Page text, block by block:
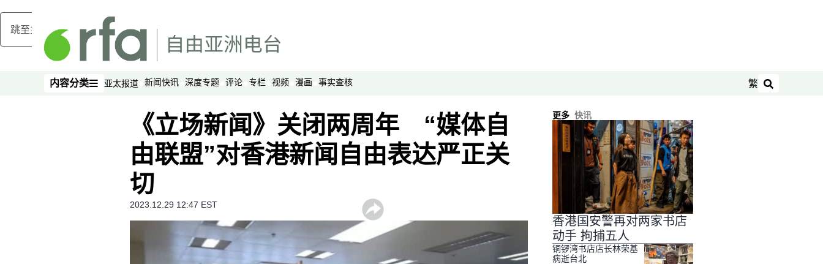
跳至主内容
内容分类
内容分类 亚太报道 新闻快讯 深度专题 评论 专栏 视频 漫画 事实查核 繁
搜索
夜话中南海
新移民
纵横大历史
解读新疆
财经时时听
《立场新闻》关闭两周年 “媒体自
由联盟”对香港新闻自由表达严正关
切
2023.12.29 12:47 EST
更多 快讯
香港国安警再对两家书店
动手 拘捕五人
铜锣湾书店店长林荣基
病逝台北